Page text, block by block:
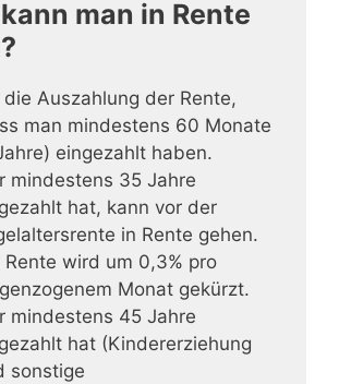
man in Rente
die Auszahlung der Rente,
man mindestens 60 Monate
eingezahlt haben.
mindestens 35 Jahre
hat, kann vor der
in Rente gehen.
Rente wird um 0,3% pro
Monat gekürzt.
mindestens 45 Jahre
hat (Kindererziehung
sonstige